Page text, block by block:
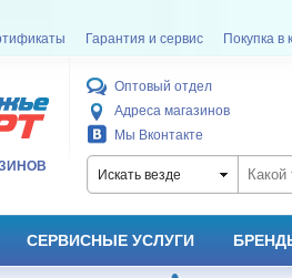
Гарантия и сервис Покупка в
Оптовый отдел
Адреса магазинов
Мы Вконтакте
Искать везде
СЕРВИСНЫЕ УСЛУГИ